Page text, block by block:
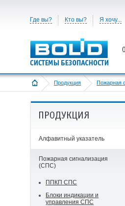
Где вы? Кто вы? Я хочу...
Продукция Пожарная
ПРОДУКЦИЯ
Алфавитный указатель
Пожарная сигнализация
(СПС)
ППКП СПС
Блоки индикации и
управления СПС